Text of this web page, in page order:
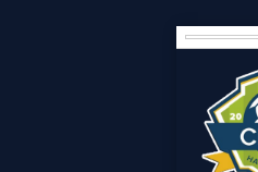
Skip
to